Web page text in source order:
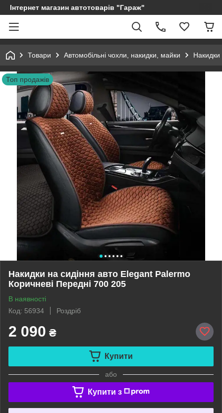
Інтернет магазин автотоварів "Гараж"
Товари Автомобільні чохли, накидки, майки
Топ продажів
Накидки на сидіння авто Elegant Palermo
Коричневі Передні 700 205
В наявності
Код: 56934
Роздріб
2 090 ₴
Купити
або
Купити з